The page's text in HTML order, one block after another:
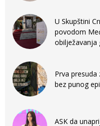
U Skupštini
povodom
obilježavanja
Prva
bez punog
ASK da